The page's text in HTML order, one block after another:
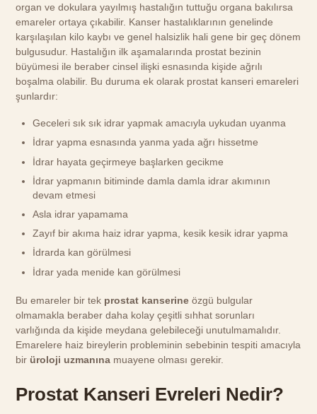
organ ve dokulara yayılmış hastalığın tuttuğu organa bakılırsa
emareler ortaya çıkabilir. Kanser hastalıklarının genelinde
karşılaşılan kilo kaybı ve genel halsizlik hali gene bir geç dönem
bulgusudur. Hastalığın ilk aşamalarında prostat bezinin
büyümesi ile beraber cinsel ilişki esnasında kişide ağrılı
boşalma olabilir. Bu duruma ek olarak prostat kanseri emareleri
şunlardır:
Geceleri sık sık idrar yapmak amacıyla uykudan uyanma
İdrar yapma esnasında yanma yada ağrı hissetme
İdrar hayata geçirmeye başlarken gecikme
İdrar yapmanın bitiminde damla damla idrar akımının
devam etmesi
Asla idrar yapamama
Zayıf bir akıma haiz idrar yapma, kesik kesik idrar yapma
İdrarda kan görülmesi
İdrar yada menide kan görülmesi
Bu emareler bir tek prostat kanserine özgü bulgular
olmamakla beraber daha kolay çeşitli sıhhat sorunları
varlığında da kişide meydana gelebileceği unutulmamalıdır.
Emarelere haiz bireylerin probleminin sebebinin tespiti amacıyla
bir üroloji uzmanına muayene olması gerekir.
Prostat Kanseri Evreleri Nedir?